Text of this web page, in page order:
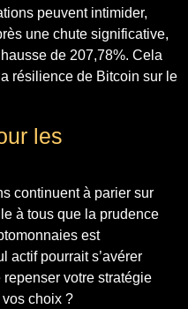
peuvent intimider,
une chute significative,
de 207,78%. Cela
résilience de Bitcoin sur le
les
continuent à parier sur
à tous que la prudence
est
actif pourrait s’avérer
votre stratégie
choix ?